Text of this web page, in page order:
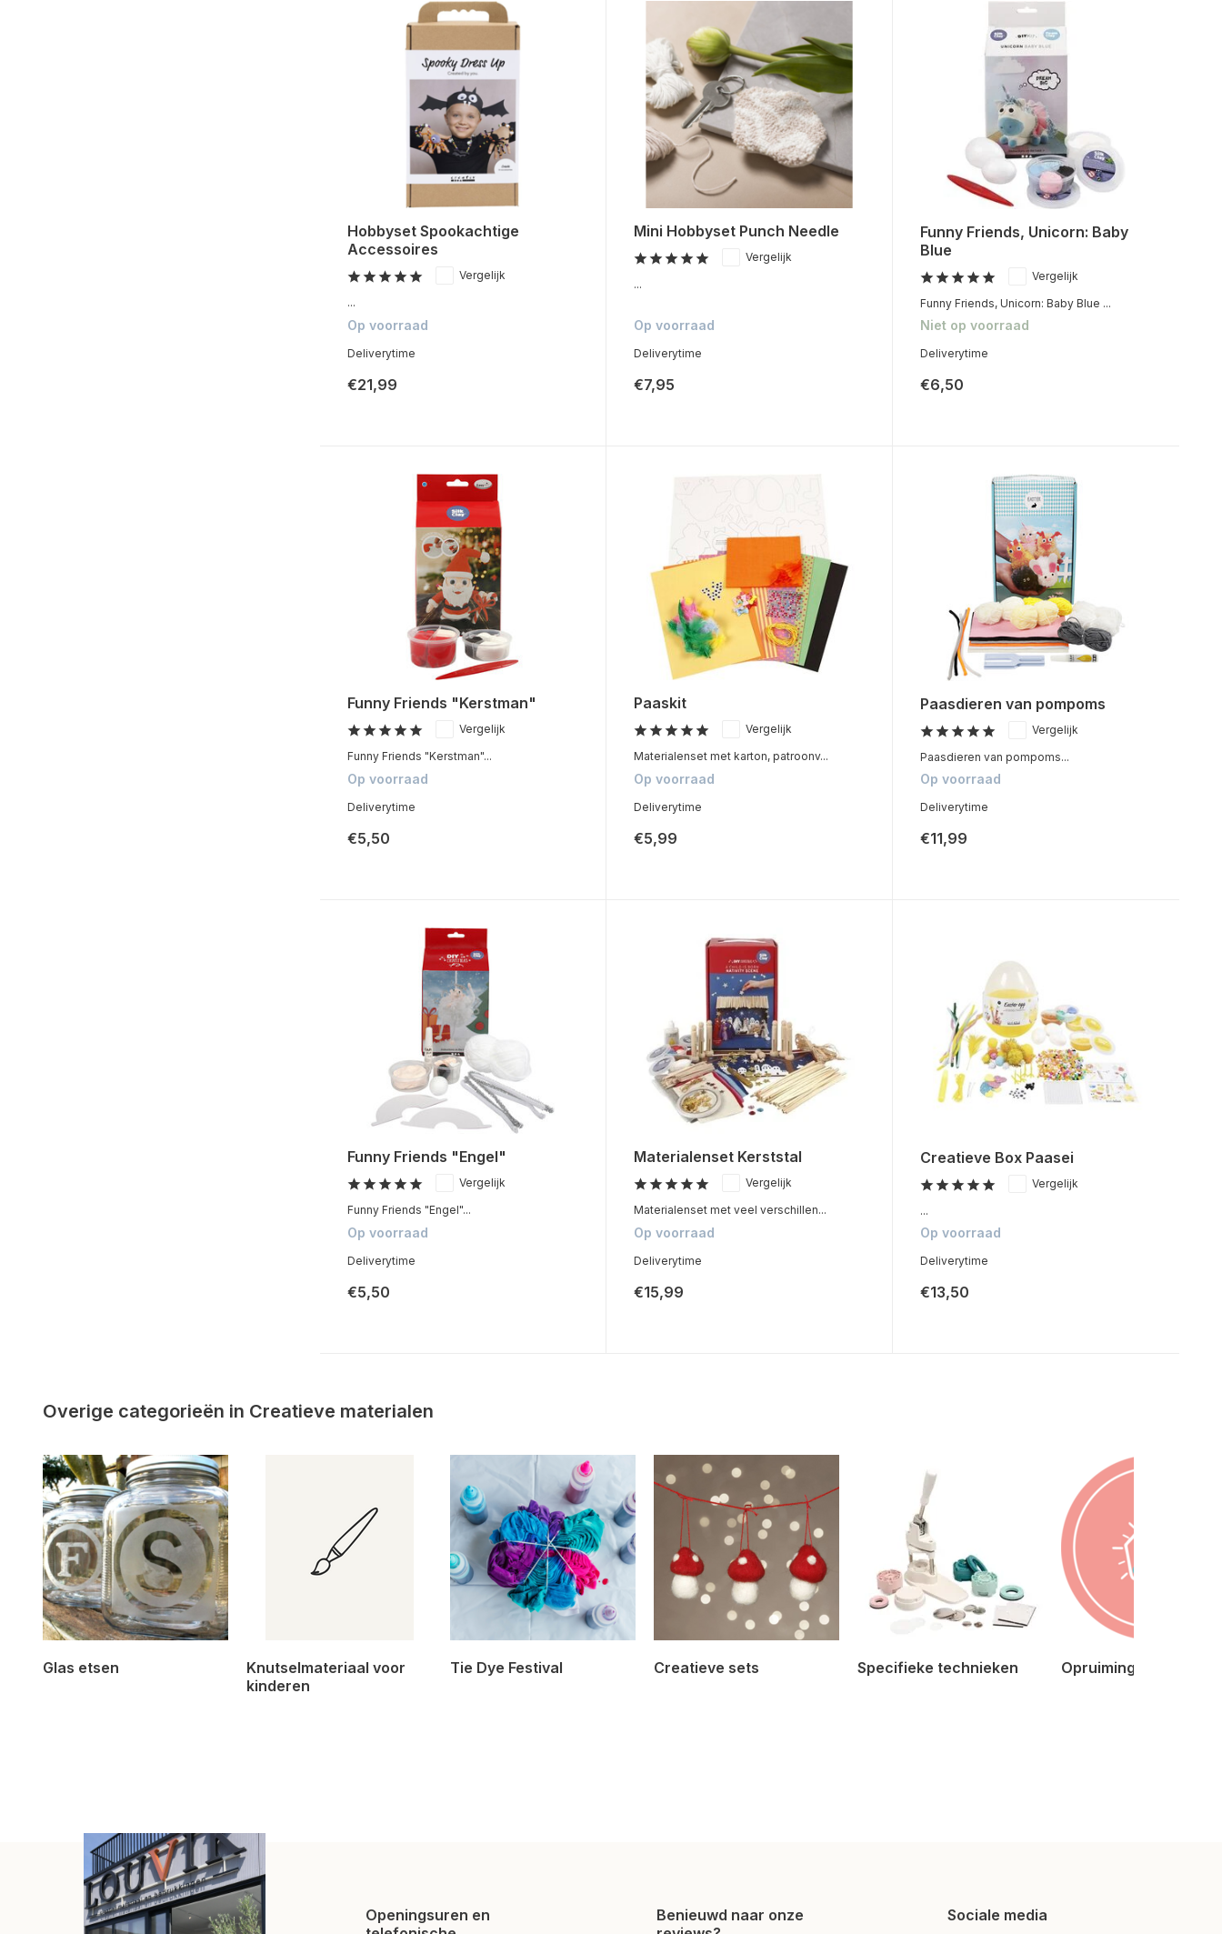
Hobbyset Spookachtige
Accessoires
Vergelijk
...
Op voorraad
Deliverytime
€21,99
Mini Hobbyset Punch Needle
Vergelijk
...
Op voorraad
Deliverytime
€7,95
Funny Friends, Unicorn: Baby
Blue
Vergelijk
Funny Friends, Unicorn: Baby Blue ...
Niet op voorraad
Deliverytime
€6,50
Funny Friends "Kerstman"
Vergelijk
Funny Friends "Kerstman"...
Op voorraad
Deliverytime
€5,50
Paaskit
Vergelijk
Materialenset met karton, patroonv...
Op voorraad
Deliverytime
€5,99
Paasdieren van pompoms
Vergelijk
Paasdieren van pompoms...
Op voorraad
Deliverytime
€11,99
Funny Friends "Engel"
Vergelijk
Funny Friends "Engel"...
Op voorraad
Deliverytime
€5,50
Materialenset Kerststal
Vergelijk
Materialenset met veel verschillen...
Op voorraad
Deliverytime
€15,99
Creatieve Box Paasei
Vergelijk
...
Op voorraad
Deliverytime
€13,50
Overige categorieën in Creatieve materialen
Glas etsen
Knutselmateriaal voor
kinderen
Tie Dye Festival Creatieve sets Specifieke technieken Opruiming
Openingsuren en
Benieuwd naar onze
Sociale media